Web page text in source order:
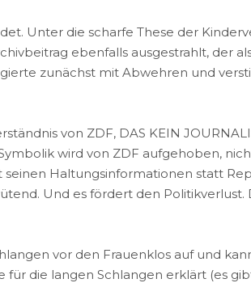
Unter die scharfe These der
ebenfalls ausgestrahlt, der
zunächst mit Abwehren und
von ZDF, DAS KEIN
wird von ZDF aufgehoben,
seinen Haltungsinformationen statt
Und es fördert den Politikverlust.
vor den Frauenklos auf und
für die langen Schlangen erklärt (es